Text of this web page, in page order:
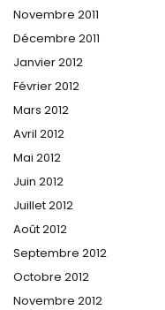
Novembre 2011
Décembre 2011
Janvier 2012
Février 2012
Mars 2012
Avril 2012
Mai 2012
Juin 2012
Juillet 2012
Août 2012
Septembre 2012
Octobre 2012
Novembre 2012